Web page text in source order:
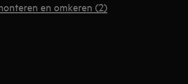
en omkeren (2)